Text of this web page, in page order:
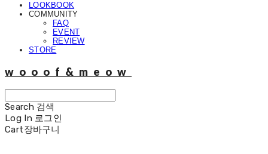
LOOKBOOK
COMMUNITY
FAQ
EVENT
REVIEW
STORE
wooof&meow
Search 검색
Log In 로그인
Cart장바구니